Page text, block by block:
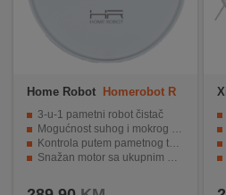
Home Robot Homerobot R
3-u-1 pametni robot čistač
Mogućnost suhog i mokrog čišćenja
Kontrola putem pametnog telefona i glasovno upravljanje
Snažan motor sa ukupnim usisom od 1400 Pa